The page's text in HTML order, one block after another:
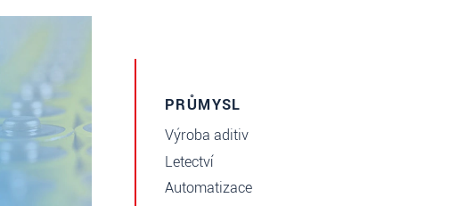
PRŮMYSL
Výroba aditiv
Letectví
Automatizace